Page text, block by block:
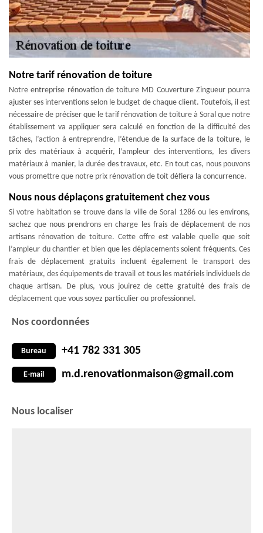
Notre tarif rénovation de toiture
Notre entreprise rénovation de toiture MD Couverture Zingueur pourra
ajuster ses interventions selon le budget de chaque client. Toutefois, il est
nécessaire de préciser que le tarif rénovation de toiture à Soral que notre
établissement va appliquer sera calculé en fonction de la difficulté des
tâches, l’action à entreprendre, l’étendue de la surface de la toiture, le
prix des matériaux à acquérir, l’ampleur des interventions, les divers
matériaux à manier, la durée des travaux, etc. En tout cas, nous pouvons
vous promettre que notre prix rénovation de toit défiera la concurrence.
Nous nous déplaçons gratuitement chez vous
Si votre habitation se trouve dans la ville de Soral 1286 ou les environs,
sachez que nous prendrons en charge les frais de déplacement de nos
artisans rénovation de toiture. Cette offre est valable quelle que soit
l’ampleur du chantier et bien que les déplacements soient fréquents. Ces
frais de déplacement gratuits incluent également le transport des
matériaux, des équipements de travail et tous les matériels individuels de
chaque artisan. De plus, vous jouirez de cette gratuité des frais de
déplacement que vous soyez particulier ou professionnel.
Nos coordonnées
Bureau +41 782 331 305
E-mail m.d.renovationmaison@gmail.com
Nous localiser